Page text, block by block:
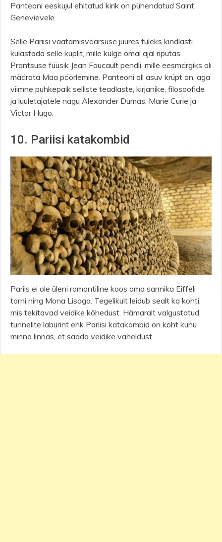
Panteoni eeskujul ehitatud kirik on pühendatud Saint
Genevievele.
Selle Pariisi vaatamisväärsuse juures tuleks kindlasti
külastada selle kuplit, mille külge omal ajal riputas
Prantsuse füüsik Jean Foucault pendli, mille eesmärgiks oli
määrata Maa pöörlemine. Panteoni all asuv krüpt on, aga
viimne puhkepaik selliste teadlaste, kirjanike, filosoofide
ja luuletajatele nagu Alexander Dumas, Marie Curie ja
Victor Hugo.
10. Pariisi katakombid
Pariis ei ole üleni romantiline koos oma sarmika Eiffeli
torni ning Mona Lisaga. Tegelikult leidub sealt ka kohti,
mis tekitavad veidike kõhedust. Hämaralt valgustatud
tunnelite labürint ehk Pariisi katakombid on koht kuhu
minna linnas, et saada veidike vaheldust.